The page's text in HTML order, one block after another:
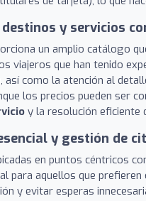
y servicios
un amplio catálogo
viajeros que han tenido
así como la atención al
los precios pueden ser
y la resolución eficiente
y gestión de
en puntos céntricos
para aquellos que
y evitar esperas